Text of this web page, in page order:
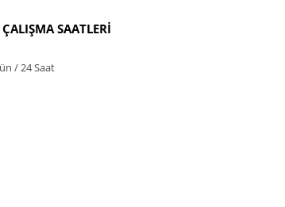
ÇALIŞMA SAATLERİ
/ 24 Saat